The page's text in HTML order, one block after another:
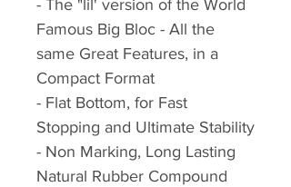
- The "lil' version of the World
Famous Big Bloc - All the
same Great Features, in a
Compact Format
- Flat Bottom, for Fast
Stopping and Ultimate Stability
- Non Marking, Long Lasting
Natural Rubber Compound